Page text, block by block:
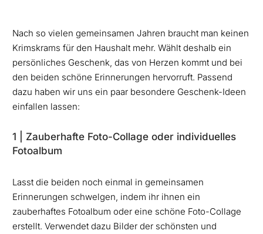
Nach so vielen gemeinsamen Jahren braucht man keinen
Krimskrams für den Haushalt mehr. Wählt deshalb ein
persönliches Geschenk, das von Herzen kommt und bei
den beiden schöne Erinnerungen hervorruft. Passend
dazu haben wir uns ein paar besondere Geschenk-Ideen
einfallen lassen:
1 | Zauberhafte Foto-Collage oder individuelles
Fotoalbum
Lasst die beiden noch einmal in gemeinsamen
Erinnerungen schwelgen, indem ihr ihnen ein
zauberhaftes Fotoalbum oder eine schöne Foto-Collage
erstellt. Verwendet dazu Bilder der schönsten und